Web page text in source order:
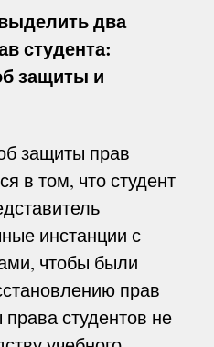
два
студента:
защиты и
защиты прав
в том, что студент
инстанции с
чтобы были
прав
студентов не